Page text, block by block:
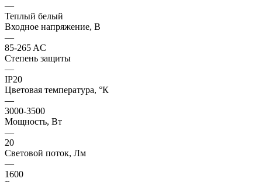
—
Теплый белый
Входное напряжение, В
—
85-265 AC
Степень защиты
—
IP20
Цветовая температура, °К
—
3000-3500
Мощность, Вт
—
20
Световой поток, Лм
—
1600